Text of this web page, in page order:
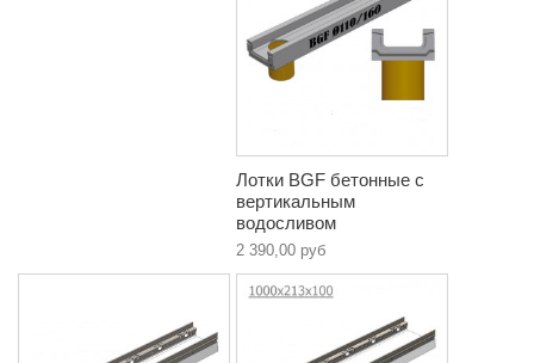
Лотки BGF бетонные с
вертикальным
водоcливом
2 390,00 руб